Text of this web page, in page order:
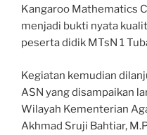
Kangaroo Mathematics
menjadi bukti nyata
peserta didik MTsN 1
Kegiatan kemudian
ASN yang disampaikan
Wilayah Kementerian
Akhmad Sruji Bahtiar,